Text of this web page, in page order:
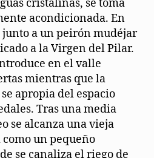
cristalinas, se toma
acondicionada. En
a un peirón mudéjar
a la Virgen del Pilar.
en el valle
mientras que la
apropia del espacio
Tras una media
se alcanza una vieja
un pequeño
se canaliza el riego de